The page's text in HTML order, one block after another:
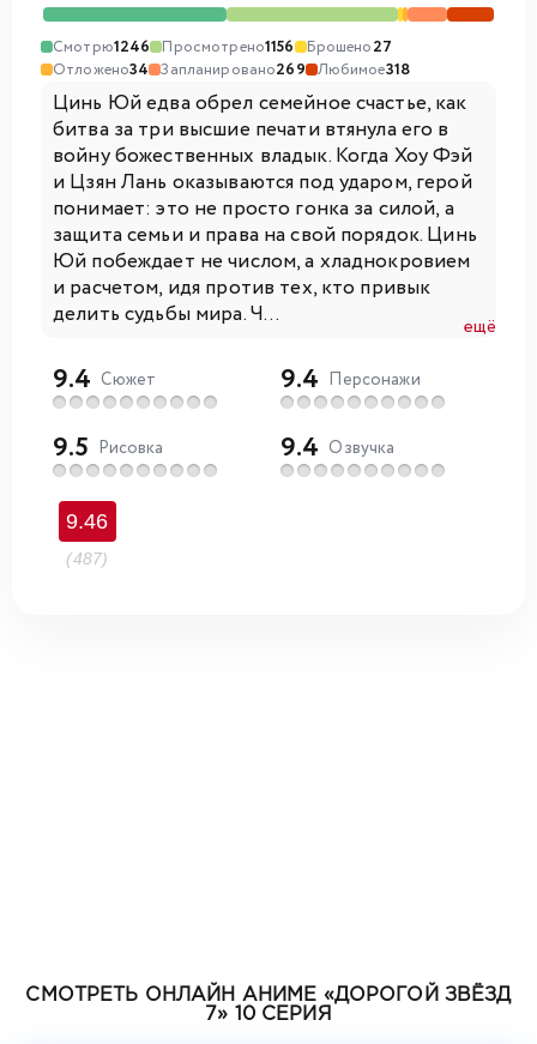
Смотрю1246 Просмотрено1156 Брошено27
Отложено34 Запланировано269 Любимое318
Цинь Юй едва обрел семейное счастье, как
битва за три высшие печати втянула его в
войну божественных владык. Когда Хоу Фэй
и Цзян Лань оказываются под ударом, герой
понимает: это не просто гонка за силой, а
защита семьи и права на свой порядок. Цинь
Юй побеждает не числом, а хладнокровием
и расчетом, идя против тех, кто привык
делить судьбы мира. Ч...
ещё
9.4 Сюжет 9.4 Персонажи
9.5 Рисовка 9.4 Озвучка
9.46
(487)
СМОТРЕТЬ ОНЛАЙН АНИМЕ «ДОРОГОЙ ЗВЁЗД
7» 10 СЕРИЯ